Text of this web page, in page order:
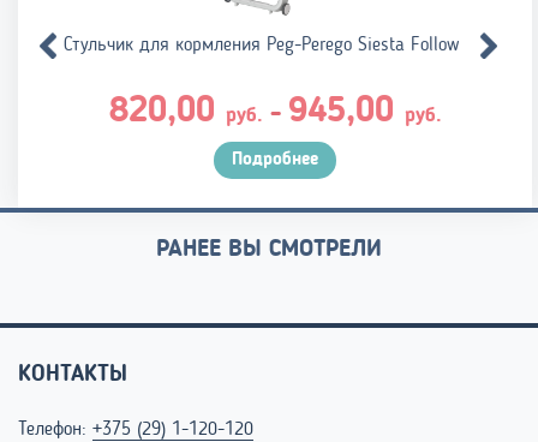
Стульчик для кормления Peg-Perego Siesta Follow Me
820,00 руб. – 945,00 руб.
цен:
Подробнее
РАНЕЕ ВЫ СМОТРЕЛИ
КОНТАКТЫ
Телефон: +375 (29) 1-120-120